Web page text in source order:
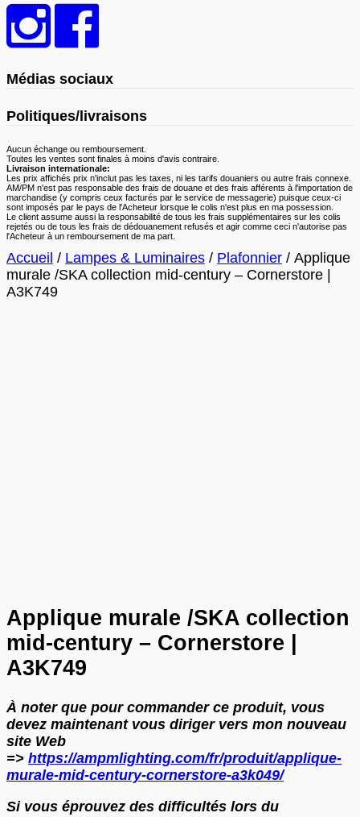
Médias sociaux
Politiques/livraisons
Aucun échange ou remboursement.
Toutes les ventes sont finales à moins d'avis contraire.
Livraison internationale:
Les prix affichés prix n'inclut pas les taxes, ni les tarifs douaniers ou autre frais connexe.
AM/PM n'est pas responsable des frais de douane et des frais afférents à l'importation de
marchandise (y compris ceux facturés par le service de messagerie) puisque ceux-ci
sont imposés par le pays de l'Acheteur lorsque le colis n'est plus en ma possession.
Le client assume aussi la responsabilité de tous les frais supplémentaires sur les colis
rejetés ou de tous les frais de dédouanement refusés et agir comme ceci n'autorise pas
l'Acheteur à un remboursement de ma part.
Accueil / Lampes & Luminaires / Plafonnier / Applique
murale /SKA collection mid-century – Cornerstore |
A3K749
Applique murale /SKA collection
mid-century – Cornerstore |
A3K749
À noter que pour commander ce produit, vous
devez maintenant vous diriger vers mon nouveau
site Web
=> https://ampmlighting.com/fr/produit/applique-
murale-mid-century-cornerstore-a3k049/
Si vous éprouvez des difficultés lors du